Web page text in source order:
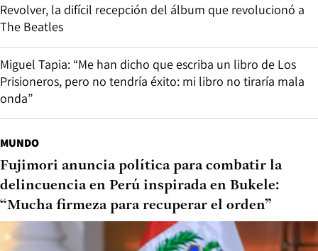
Revolver, la difícil recepción del álbum que revolucionó a
The Beatles
Miguel Tapia: “Me han dicho que escriba un libro de Los
Prisioneros, pero no tendría éxito: mi libro no tiraría mala
onda”
MUNDO
Fujimori anuncia política para combatir la
delincuencia en Perú inspirada en Bukele:
“Mucha firmeza para recuperar el orden”